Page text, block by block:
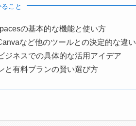
こと
の基本的な機能と使い方
など他のツールとの決定的な違い
ジネスでの具体的な活用アイデア
と有料プランの賢い選び方